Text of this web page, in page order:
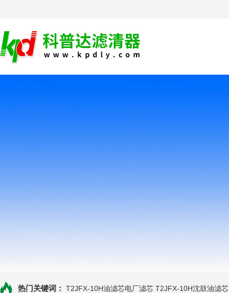
热门关键词： T2JFX-10H油滤芯电厂滤芯 T2JFX-10H沈鼓油滤芯